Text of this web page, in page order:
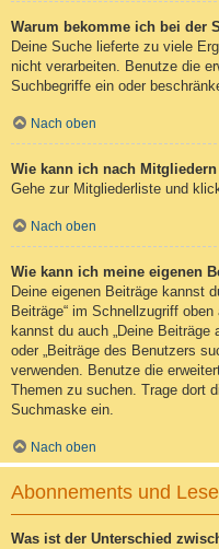
Warum bekomme ich bei der
Deine Suche lieferte zu viele
nicht verarbeiten. Benutze die
Suchbegriffe ein oder
Nach oben
Wie kann ich nach
Gehe zur Mitgliederliste und
Nach oben
Wie kann ich meine eigenen
Deine eigenen Beiträge kannst
Beiträge“ im Schnellzugriff
kannst du auch „Deine Beiträge
oder „Beiträge des Benutzers
verwenden. Benutze die
Themen zu suchen. Trage dort
Suchmaske ein.
Nach oben
Abonnements und
Was ist der Unterschied